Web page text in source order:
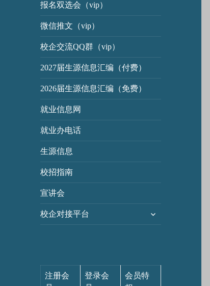
报名双选会（vip）
微信推文（vip）
校企交流QQ群（vip）
2027届生源信息汇编（付费）
2026届生源信息汇编（免费）
就业信息网
就业办电话
生源信息
校招指南
宣讲会
校企对接平台
注册会
登录会
会员特